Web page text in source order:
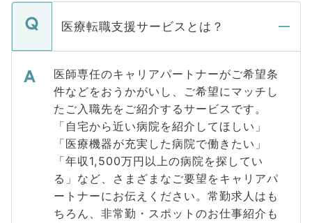
医療転職支援サービスとは？
医師専任のキャリアパートナーがご希望条
件などをおうかがいし、ご希望にマッチし
たご入職先をご紹介するサービスです。
「自宅から近い病院を紹介してほしい」
「医療機器が充実した病院で働きたい」
「年収1,500万円以上の病院を探してい
る」など、さまざまなご要望をキャリアパ
ートナーにお伝えください。常勤求人はも
ちろん、非常勤・スポットのお仕事紹介も